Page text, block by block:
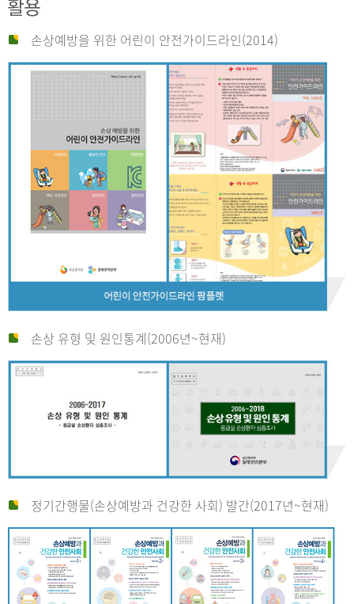
활용
손상예방을 위한 어린이 안전가이드라인(2014)
손상 유형 및 원인통계(2006년~현재)
정기간행물(손상예방과 건강한 사회) 발간(2017년~현재)